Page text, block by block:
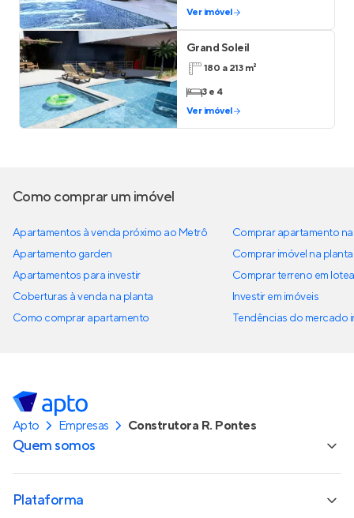
Ver imóvel
Grand Soleil
180 a 213 m²
3 e 4
Ver imóvel
Como comprar um imóvel
Apartamentos à venda próximo ao Metrô
Apartamento garden
Apartamentos para investir
Coberturas à venda na planta
Como comprar apartamento
Comprar apartamento
Comprar imóvel na planta
Comprar terreno em
Investir em imóveis
Tendências do mercado
Apto Empresas Construtora R. Pontes
Quem somos
Plataforma